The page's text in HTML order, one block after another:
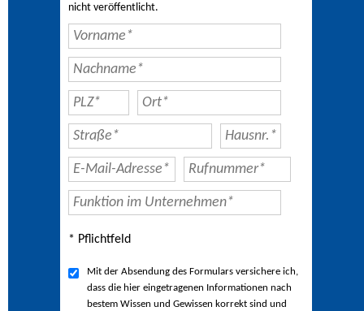
nicht veröffentlicht.
* Pflichtfeld
Mit der Absendung des Formulars versichere ich,
dass die hier eingetragenen Informationen nach
bestem Wissen und Gewissen korrekt sind und